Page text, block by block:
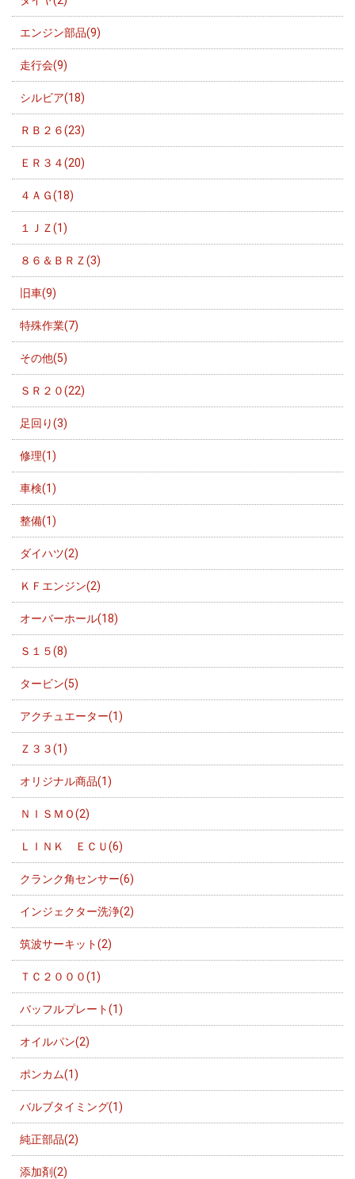
エンジン部品(9)
走行会(9)
シルビア(18)
ＲＢ２６(23)
ＥＲ３４(20)
４ＡＧ(18)
１ＪＺ(1)
８６＆ＢＲＺ(3)
旧車(9)
特殊作業(7)
その他(5)
ＳＲ２０(22)
足回り(3)
修理(1)
車検(1)
整備(1)
ダイハツ(2)
ＫＦエンジン(2)
オーバーホール(18)
Ｓ１５(8)
タービン(5)
アクチュエーター(1)
Ｚ３３(1)
オリジナル商品(1)
ＮＩＳＭＯ(2)
ＬＩＮＫ ＥＣＵ(6)
クランク角センサー(6)
インジェクター洗浄(2)
筑波サーキット(2)
ＴＣ２０００(1)
バッフルプレート(1)
オイルパン(2)
ポンカム(1)
バルブタイミング(1)
純正部品(2)
添加剤(2)